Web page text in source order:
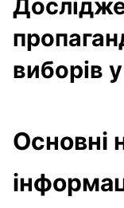
виборів
Основні